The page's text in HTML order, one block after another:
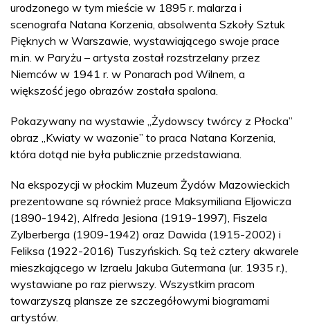
urodzonego w tym mieście w 1895 r. malarza i
scenografa Natana Korzenia, absolwenta Szkoły Sztuk
Pięknych w Warszawie, wystawiającego swoje prace
m.in. w Paryżu – artysta został rozstrzelany przez
Niemców w 1941 r. w Ponarach pod Wilnem, a
większość jego obrazów została spalona.
Pokazywany na wystawie „Żydowscy twórcy z Płocka”
obraz „Kwiaty w wazonie” to praca Natana Korzenia,
która dotąd nie była publicznie przedstawiana.
Na ekspozycji w płockim Muzeum Żydów Mazowieckich
prezentowane są również prace Maksymiliana Eljowicza
(1890-1942), Alfreda Jesiona (1919-1997), Fiszela
Zylberberga (1909-1942) oraz Dawida (1915-2002) i
Feliksa (1922-2016) Tuszyńskich. Są też cztery akwarele
mieszkającego w Izraelu Jakuba Gutermana (ur. 1935 r.),
wystawiane po raz pierwszy. Wszystkim pracom
towarzyszą plansze ze szczegółowymi biogramami
artystów.